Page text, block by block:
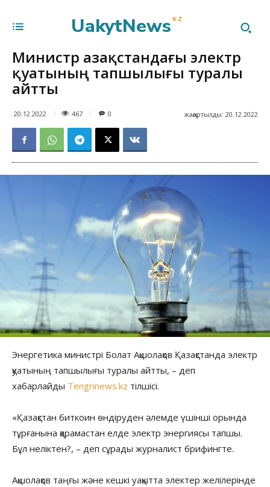
UakytNews KZ
Министр Қазақстандағы электр
қуатының тапшылығы туралы
айтты
20.12.2022 467 жаңартылды: 20.12.2022
0
Энергетика министрі Болат Ақшолақов Қазақстанда электр
қуатының тапшылығы туралы айтты, – деп
хабарлайды Tengrinews.kz тілшісі.
«Қазақстан биткоин өндіруден әлемде үшінші орында
тұрғанына қарамастан елде электр энергиясы тапшы.
Бұл неліктен?, – деп сұрады журналист брифингте.
Ақшолақов таңғы және кешкі уақытта электер желілерінде